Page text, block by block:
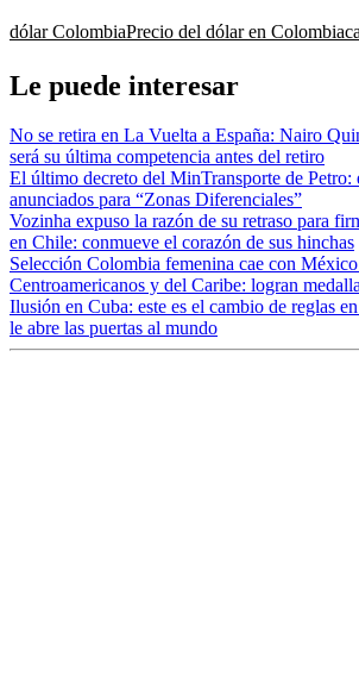
dólar ColombiaPrecio del dólar en Colombia
Le puede interesar
No se retira en La Vuelta a España: Nairo
será su última competencia antes del retiro
El último decreto del MinTransporte de Petro:
anunciados para “Zonas Diferenciales”
Vozinha expuso la razón de su retraso para
en Chile: conmueve el corazón de sus hinchas
Selección Colombia femenina cae con
Centroamericanos y del Caribe: logran
Ilusión en Cuba: este es el cambio de reglas
le abre las puertas al mundo